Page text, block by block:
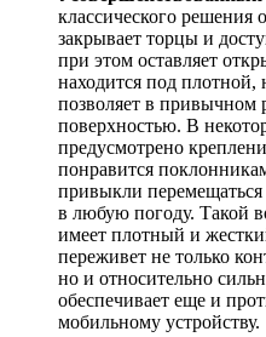
классического решения
закрывает торцы и
при этом оставляет
находится под плотной,
позволяет в привычном
поверхностью. В
предусмотрено
понравится
привыкли перемещаться
в любую погоду. Такой
имеет плотный и
переживет не только
но и относительно
обеспечивает еще и
мобильному устройству.